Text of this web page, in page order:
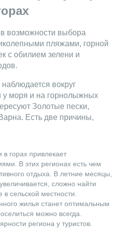
возможности выбора
пляжами, горной
с обилием зелени и
вокруг
у моря и на горнолыжных
Золотые пески,
Есть две причины,
горах привлекает
В этих регионах есть чем
отдыха. В летние месяцы,
сложно найти
сельской местности.
жилья станет оптимальным
можно всегда.
региона у туристов.